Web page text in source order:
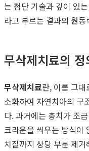
는 첨단 기술과 깊이 있
라고 부르는 결과의 원동
무삭제치료의 정
무삭제치료란, 이름 그
소화하여 자연치아의 구
다. 과거에는 충치가 조
크라운을 씌우는 방식이
치질까지 상당 부분 제